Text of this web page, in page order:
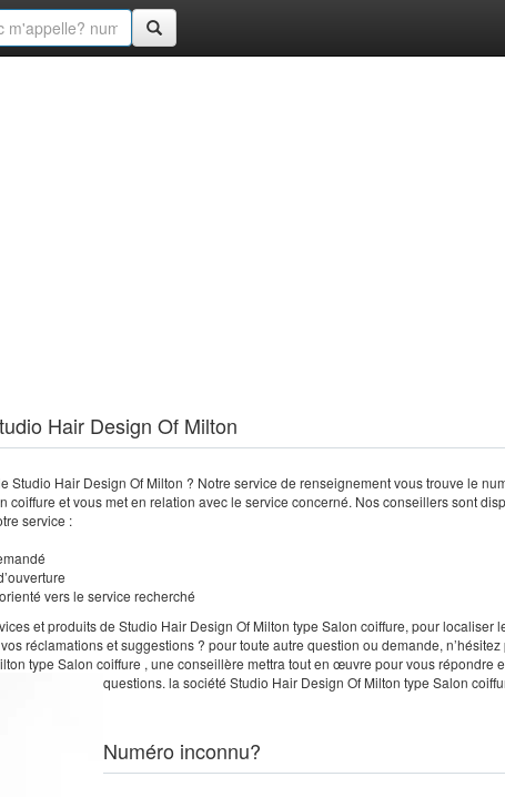
Hair Design Of Milton
Studio Hair Design Of Milton ? Notre service de renseignement vous trouve le
coiffure et vous met en relation avec le service concerné. Nos conseillers sont
service :
vers le service recherché
et produits de Studio Hair Design Of Milton type Salon coiffure, pour localiser
réclamations et suggestions ? pour toute autre question ou demande,
type Salon coiffure , une conseillère mettra tout en œuvre pour vous répondre
questions. la société Studio Hair Design Of Milton type Salon
Numéro inconnu?